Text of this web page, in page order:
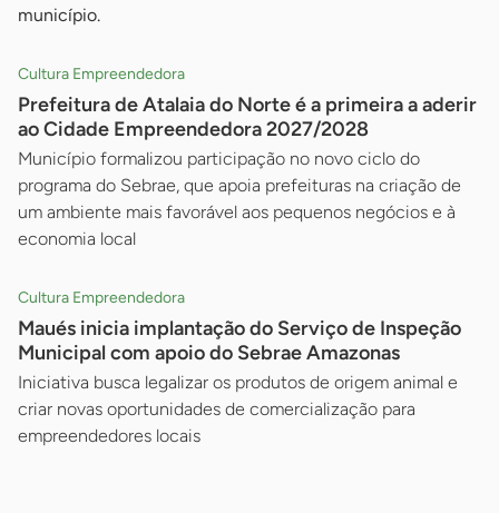
município.
Cultura Empreendedora
Prefeitura de Atalaia do Norte é a primeira a aderir
ao Cidade Empreendedora 2027/2028
Município formalizou participação no novo ciclo do
programa do Sebrae, que apoia prefeituras na criação de
um ambiente mais favorável aos pequenos negócios e à
economia local
Cultura Empreendedora
Maués inicia implantação do Serviço de Inspeção
Municipal com apoio do Sebrae Amazonas
Iniciativa busca legalizar os produtos de origem animal e
criar novas oportunidades de comercialização para
empreendedores locais